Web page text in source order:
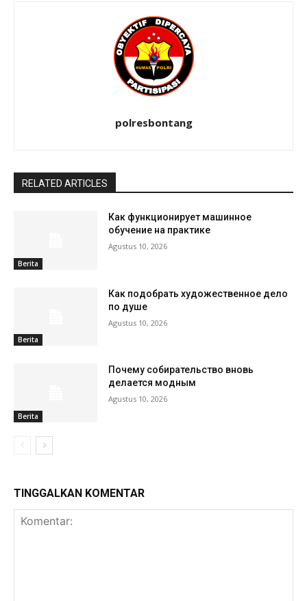
polresbontang
RELATED ARTICLES
Berita
Как функционирует машинное
обучение на практике
Agustus 10, 2026
Berita
Как подобрать художественное дело
по душе
Agustus 10, 2026
Berita
Почему собирательство вновь
делается модным
Agustus 10, 2026
TINGGALKAN KOMENTAR